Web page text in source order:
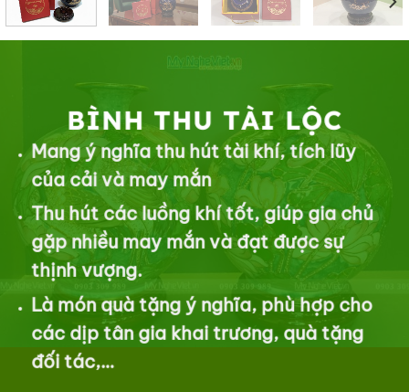
BÌNH THU TÀI LỘC
Mang ý nghĩa thu hút tài khí, tích lũy
của cải và may mắn
Thu hút các luồng khí tốt, giúp gia chủ
gặp nhiều may mắn và đạt được sự
thịnh vượng.
Là món quà tặng ý nghĩa, phù hợp cho
các dịp tân gia khai trương, quà tặng
đối tác,…